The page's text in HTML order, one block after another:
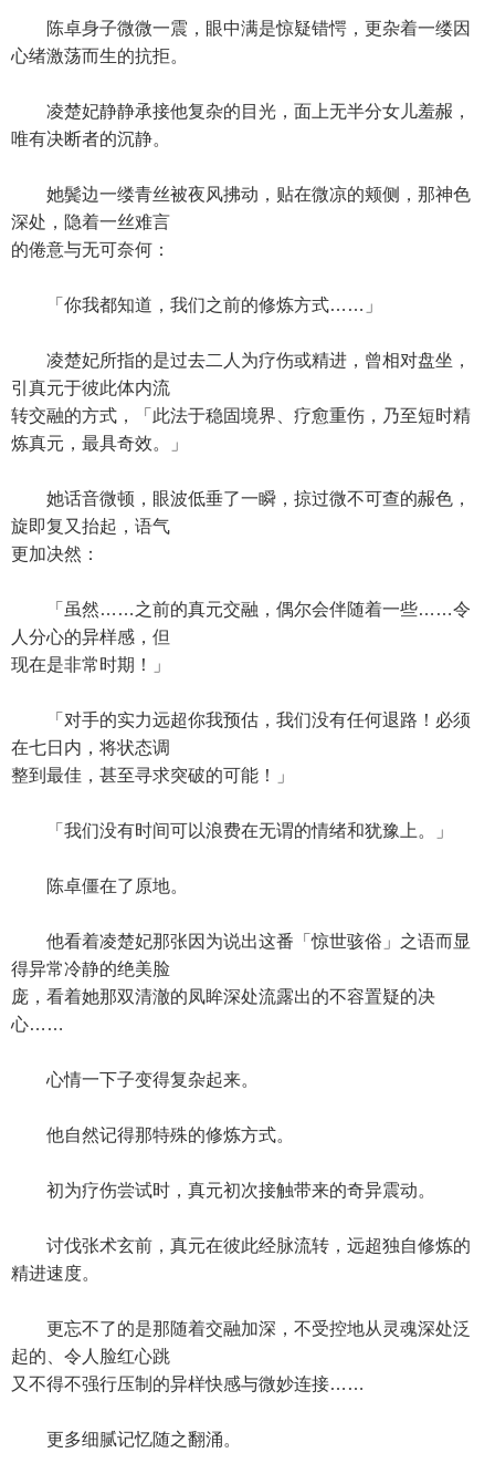
陈卓身子微微一震，眼中满是惊疑错愕，更杂着一缕因
心绪激荡而生的抗拒。
凌楚妃静静承接他复杂的目光，面上无半分女儿羞赧，
唯有决断者的沉静。
她鬓边一缕青丝被夜风拂动，贴在微凉的颊侧，那神色
深处，隐着一丝难言
的倦意与无可奈何：
「你我都知道，我们之前的修炼方式……」
凌楚妃所指的是过去二人为疗伤或精进，曾相对盘坐，
引真元于彼此体内流
转交融的方式，「此法于稳固境界、疗愈重伤，乃至短时精
炼真元，最具奇效。」
她话音微顿，眼波低垂了一瞬，掠过微不可查的赧色，
旋即复又抬起，语气
更加决然：
「虽然……之前的真元交融，偶尔会伴随着一些……令
人分心的异样感，但
现在是非常时期！」
「对手的实力远超你我预估，我们没有任何退路！必须
在七日内，将状态调
整到最佳，甚至寻求突破的可能！」
「我们没有时间可以浪费在无谓的情绪和犹豫上。」
陈卓僵在了原地。
他看着凌楚妃那张因为说出这番「惊世骇俗」之语而显
得异常冷静的绝美脸
庞，看着她那双清澈的凤眸深处流露出的不容置疑的决
心……
心情一下子变得复杂起来。
他自然记得那特殊的修炼方式。
初为疗伤尝试时，真元初次接触带来的奇异震动。
讨伐张术玄前，真元在彼此经脉流转，远超独自修炼的
精进速度。
更忘不了的是那随着交融加深，不受控地从灵魂深处泛
起的、令人脸红心跳
又不得不强行压制的异样快感与微妙连接……
更多细腻记忆随之翻涌。